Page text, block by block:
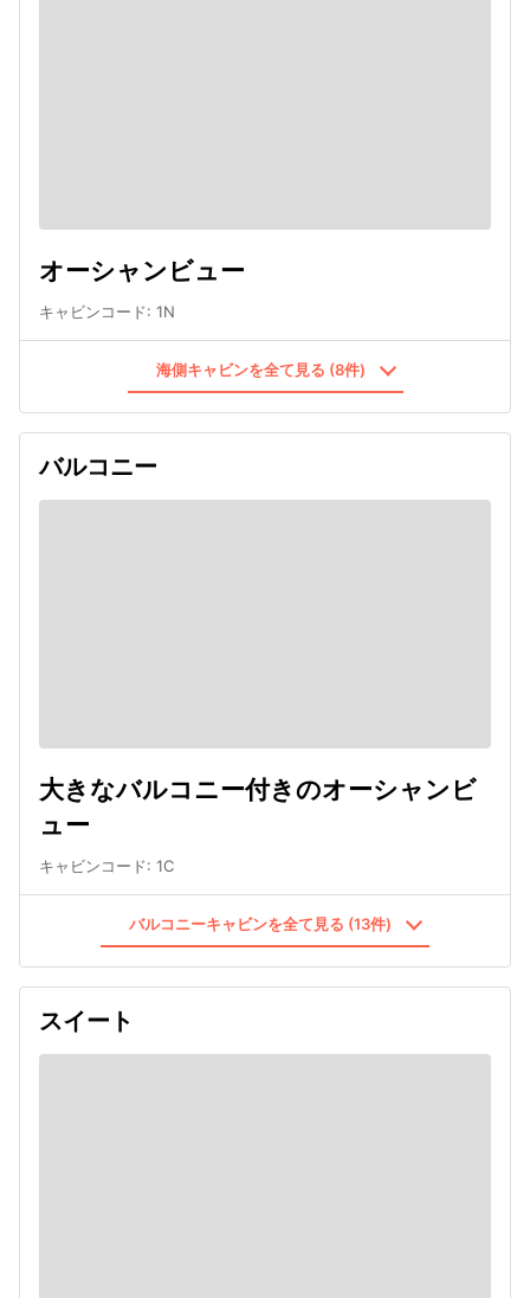
オーシャンビュー
キャビンコード: 1N
海側キャビンを全て見る (8件)
バルコニー
大きなバルコニー付きのオーシャンビ
ュー
キャビンコード: 1C
バルコニーキャビンを全て見る (13件)
スイート